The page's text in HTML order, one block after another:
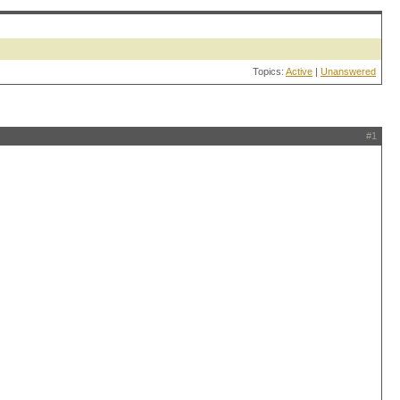
Topics: Active | Unanswered
#1